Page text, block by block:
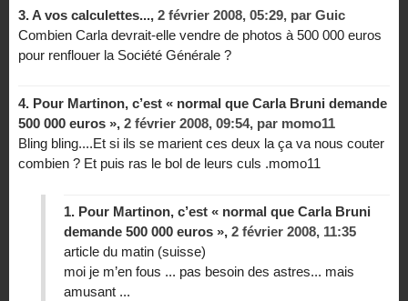
3.A vos calculettes..., 2 février 2008, 05:29, par Guic
Combien Carla devrait-elle vendre de photos à 500 000 euros
pour renflouer la Société Générale ?
4. Pour Martinon, c’est « normal que Carla Bruni demande
500 000 euros », 2 février 2008, 09:54, par momo11
Bling bling....Et si ils se marient ces deux la ça va nous couter
combien ? Et puis ras le bol de leurs culs .momo11
1. Pour Martinon, c’est « normal que Carla Bruni
demande 500 000 euros », 2 février 2008, 11:35
article du matin (suisse)
moi je m’en fous ... pas besoin des astres... mais
amusant ...